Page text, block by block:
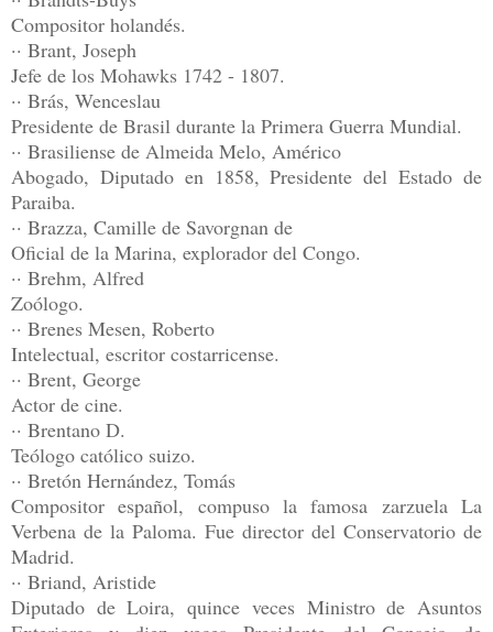
Compositor holandés.
·· Brant, Joseph
Jefe de los Mohawks 1742 - 1807.
·· Brás, Wenceslau
Presidente de Brasil durante la Primera Guerra Mundial.
·· Brasiliense de Almeida Melo, Américo
Abogado, Diputado en 1858, Presidente del Estado de
Paraiba.
·· Brazza, Camille de Savorgnan de
Oficial de la Marina, explorador del Congo.
·· Brehm, Alfred
Zoólogo.
·· Brenes Mesen, Roberto
Intelectual, escritor costarricense.
·· Brent, George
Actor de cine.
·· Brentano D.
Teólogo católico suizo.
·· Bretón Hernández, Tomás
Compositor español, compuso la famosa zarzuela La
Verbena de la Paloma. Fue director del Conservatorio de
Madrid.
·· Briand, Aristide
Diputado de Loira, quince veces Ministro de Asuntos